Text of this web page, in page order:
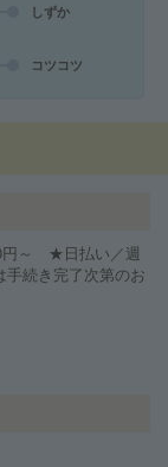
しずか
コツコツ
円～ ★日払い／週
続き完了次第のお